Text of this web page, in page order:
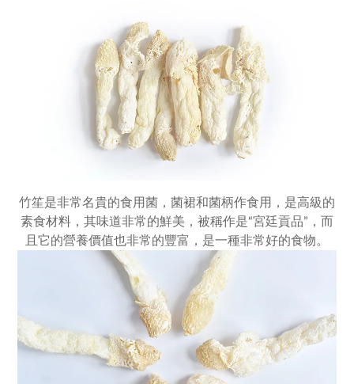
竹笙是非常名貴的食用菌，菌裙和菌柄作食用，是高級的
素食材料，其味道非常的鮮美，被稱作是“宮廷貢品”，而
且它的營養價值也非常的豐富，是一種非常好的食物。